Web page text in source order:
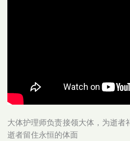
大体护理师负责接领大体，为逝者
逝者留住永恒的体面